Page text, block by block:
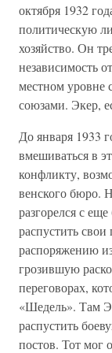
октября 1932
политическую
хозяйство. Он
независимость
местном уровне
союзами. Экер,
До января 1933
вмешиваться в
конфликту,
венского бюро.
разгорелся с
распустить свои
распоряжению
грозившую
переговорах,
«Шедель». Там
распустить
постов. Тот мог